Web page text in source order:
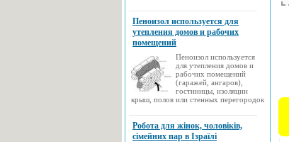
Пеноизол используется для
утепления домов и рабочих
помещений
Пеноизол используется
для утепления домов и
рабочих помещений
(гаражей, ангаров),
гостиницы, изоляции
крыш, полов или стенных перегородок
Робота для жінок, чоловіків,
сімейних пар в Ізраїлі